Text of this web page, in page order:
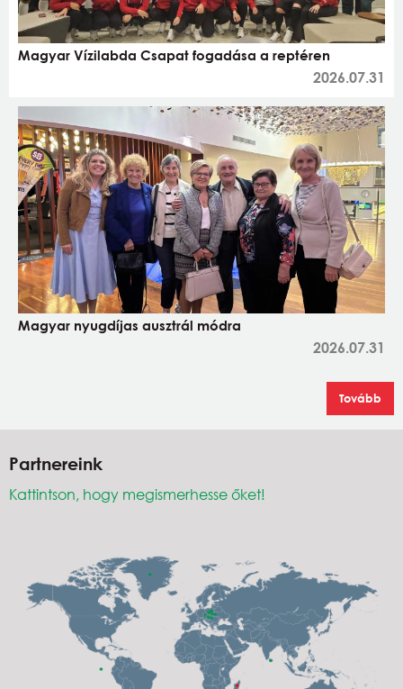
Magyar Vízilabda Csapat fogadása a reptéren
2026.07.31
Magyar nyugdíjas ausztrál módra
2026.07.31
Tovább
Partnereink
Kattintson, hogy megismerhesse őket!